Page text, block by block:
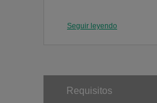
Seguir leyendo
Requisitos